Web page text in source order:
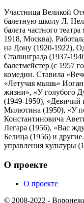
Участница Великой
балетную школу Л.
балета частного
1918, Москва).
на Дону (1920-1922),
Сталинграда (1937-
балетмейстер (с 1957
комедии. Ставила
«Летучая мышь»
жизни», «У голубого
(1949-1950), «Девичий
Милютина (1950), «У
Константиновича
Легара (1956), «Вас
Белица (1956) и
управления культуры
О проекте
О проекте
© 2008-2022 -